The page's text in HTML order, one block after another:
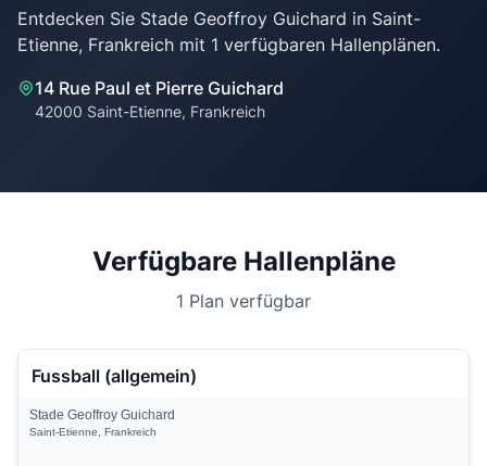
Entdecken Sie Stade Geoffroy Guichard in Saint-
14 Rue Paul et Pierre Guichard
42000 Saint-Etienne, Frankreich
Verfügbare Hallenpläne
1 Plan verfügbar
Fussball (allgemein)
Stade Geoffroy Guichard
Saint-Etienne, Frankreich